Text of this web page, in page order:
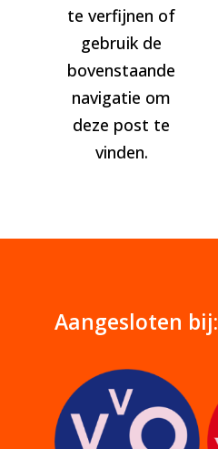
te verfijnen of
gebruik de
bovenstaande
navigatie om
deze post te
vinden.
Aangesloten bij: